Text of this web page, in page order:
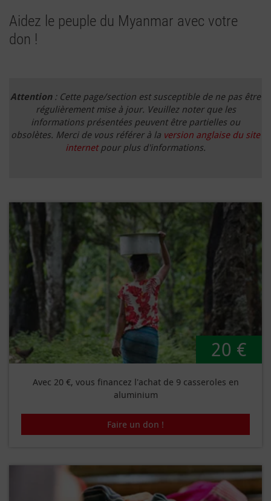
Aidez le peuple du Myanmar avec votre
don !
Attention : Cette page/section est susceptible de ne pas être
régulièrement mise à jour. Veuillez noter que les
informations présentées peuvent être partielles ou
obsolètes. Merci de vous référer à la version anglaise du site
internetpour plus d'informations.
20 €
Avec 20 €, vous financez l'achat de 9 casseroles en
aluminium
Faire un don !